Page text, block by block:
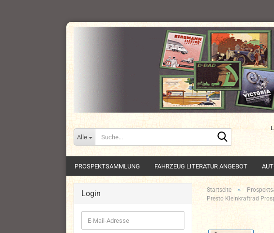
Alle
PROSPEKTSAMMLUNG FAHRZEUG LITERATUR ANGEBOT
Startseite »
Presto Kleinkraftrad
Login
E-
Mail-